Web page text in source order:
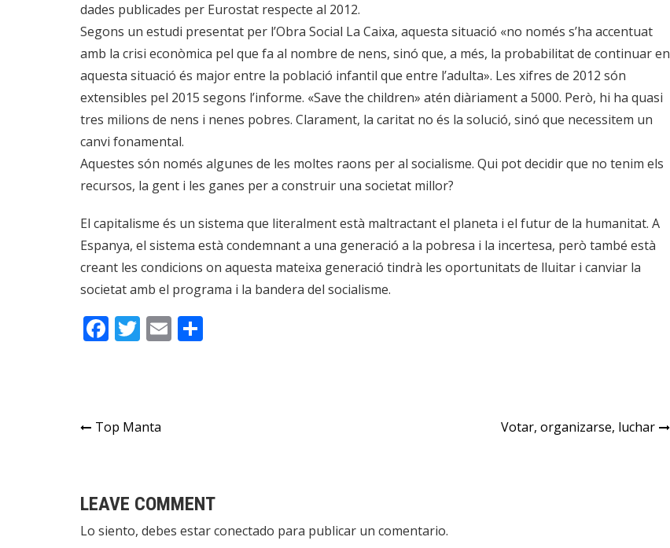
dades publicades per Eurostat respecte al 2012.
Segons un estudi presentat per l’Obra Social La Caixa, aquesta situació «no només s’ha accentuat
amb la crisi econòmica pel que fa al nombre de nens, sinó que, a més, la probabilitat de continuar en
aquesta situació és major entre la població infantil que entre l’adulta». Les xifres de 2012 són
extensibles pel 2015 segons l’informe. «Save the children» atén diàriament a 5000. Però, hi ha quasi
tres milions de nens i nenes pobres. Clarament, la caritat no és la solució, sinó que necessitem un
canvi fonamental.
Aquestes són només algunes de les moltes raons per al socialisme. Qui pot decidir que no tenim els
recursos, la gent i les ganes per a construir una societat millor?
El capitalisme és un sistema que literalment està maltractant el planeta i el futur de la humanitat. A
Espanya, el sistema està condemnant a una generació a la pobresa i la incertesa, però també està
creant les condicions on aquesta mateixa generació tindrà les oportunitats de lluitar i canviar la
societat amb el programa i la bandera del socialisme.
Facebook
Twitter
Email
Navegación
Top Manta Votar, organizarse, luchar
LEAVE COMMENT
Lo siento, debes estarconectado para publicar un comentario.